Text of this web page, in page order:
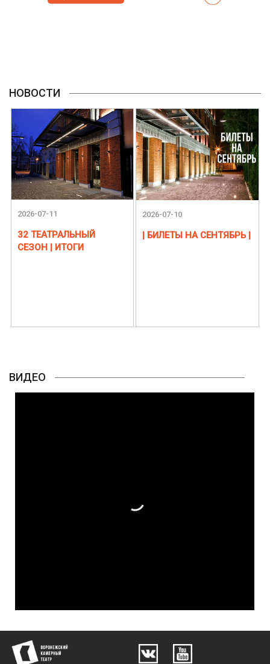
НОВОСТИ
2026-07-11
32 ТЕАТРАЛЬНЫЙ
СЕЗОН | ИТОГИ
2026-07-10
| БИЛЕТЫ НА СЕНТЯБРЬ |
ВИДЕО